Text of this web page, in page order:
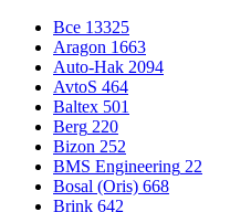
Все 13325
Aragon 1663
Auto-Hak 2094
AvtoS 464
Baltex 501
Berg 220
Bizon 252
BMS Engineering 22
Bosal (Oris) 668
Brink 642